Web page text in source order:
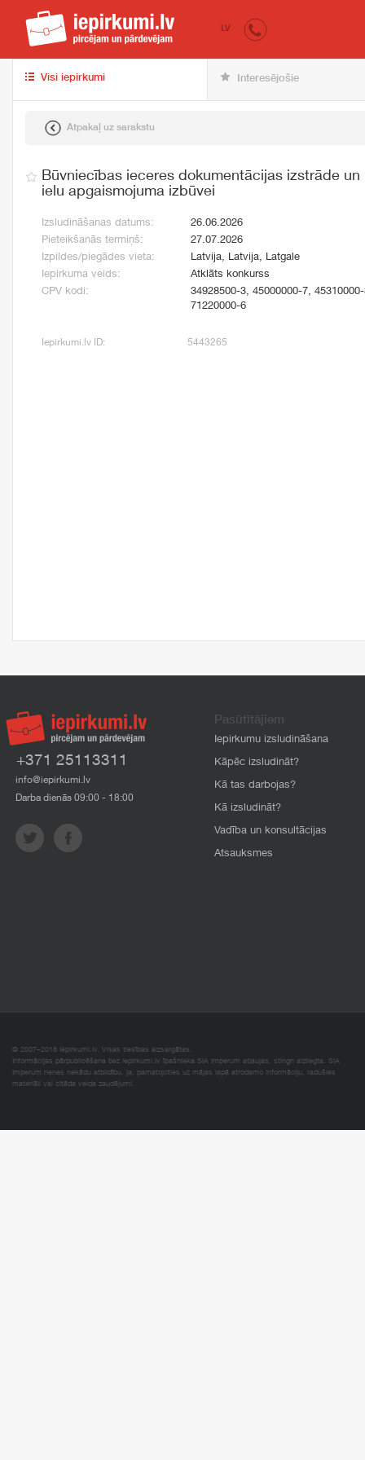
iepirkumi.lv
LV
Visi iepirkumi Interesējošie
Atpakaļ uz sarakstu
Būvniecības ieceres dokumentācijas izstrāde
ielu apgaismojuma izbūvei
Izsludināšanas datums:
26.06.2026
Pieteikšanās termiņš:
27.07.2026
Izpildes/piegādes vieta:
Latvija, Latvija, Latgale
Iepirkuma veids:
Atklāts konkurss
CPV kodi:
34928500-3, 45000000-7,
71220000-6
Iepirkumi.lv ID: 5443265
+371 25113311
info@iepirkumi.lv
Darba dienās 09:00 - 18:00
Pasūtītājiem
Iepirkumu izsludināšana
Kāpēc izsludināt?
Kā tas darbojas?
Kā izsludināt?
Vadība un konsultācijas
Atsauksmes
© 2007–2018 Iepirkumi.lv. Visas tiesības aizsargātas.
Informācijas pārpublicēšana bez iepirkumi.lv īpašnieka SIA Imperum atļaujas, stingri aizliegta. SIA
Imperum nenes nekādu atbildību, ja, pamatojoties uz mājas lapā atrodamo informāciju, radušies
materiāli vai citāda veida zaudējumi.